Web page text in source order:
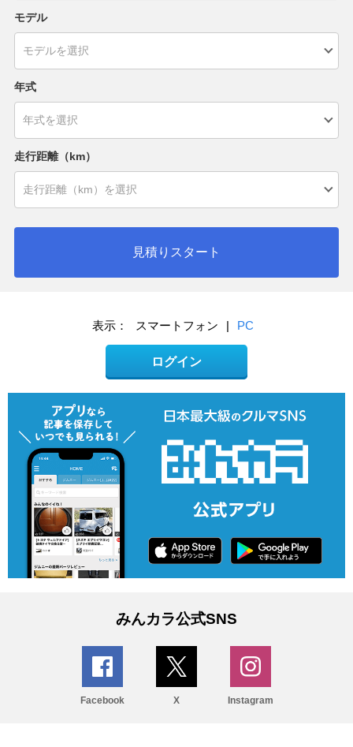
モデル
年式
走行距離（km）
見積りスタート
表示： スマートフォン | PC
ログイン
みんカラ公式SNS
Facebook X Instagram